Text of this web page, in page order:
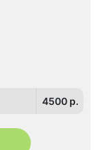
4500 p.